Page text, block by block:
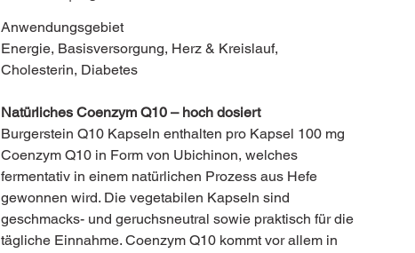
Anwendungsgebiet
Energie, Basisversorgung, Herz & Kreislauf,
Cholesterin, Diabetes
Natürliches Coenzym Q10 – hoch dosiert
Burgerstein Q10 Kapseln enthalten pro Kapsel 100 mg
Coenzym Q10 in Form von Ubichinon, welches
fermentativ in einem natürlichen Prozess aus Hefe
gewonnen wird. Die vegetabilen Kapseln sind
geschmacks- und geruchsneutral sowie praktisch für die
tägliche Einnahme. Coenzym Q10 kommt vor allem in